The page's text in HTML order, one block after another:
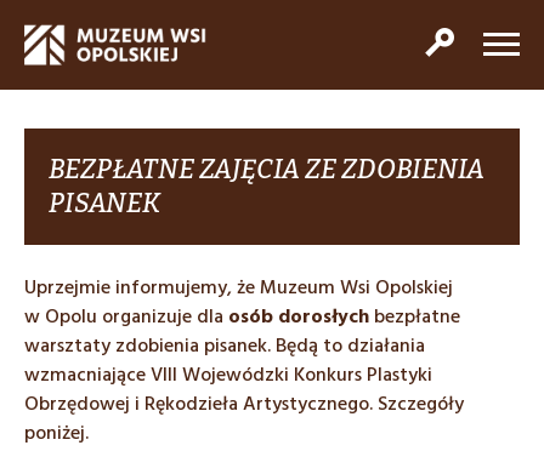
BEZPŁATNE ZAJĘCIA ZE ZDOBIENIA
PISANEK
Uprzejmie informujemy, że Muzeum Wsi Opolskiej
w Opolu organizuje dla osób dorosłychbezpłatne
warsztaty zdobienia pisanek. Będą to działania
wzmacniające VIII Wojewódzki Konkurs Plastyki
Obrzędowej i Rękodzieła Artystycznego. Szczegóły
poniżej.